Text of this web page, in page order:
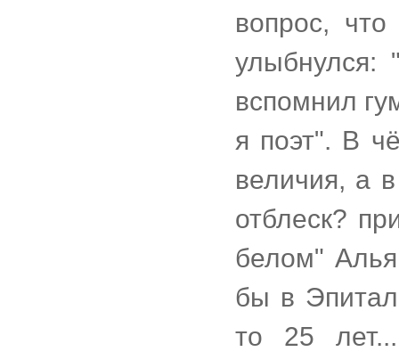
вопрос,
улыбнулся:
вспомнил
я поэт". В
величия, а
отблеск?
белом"
бы в
то 25